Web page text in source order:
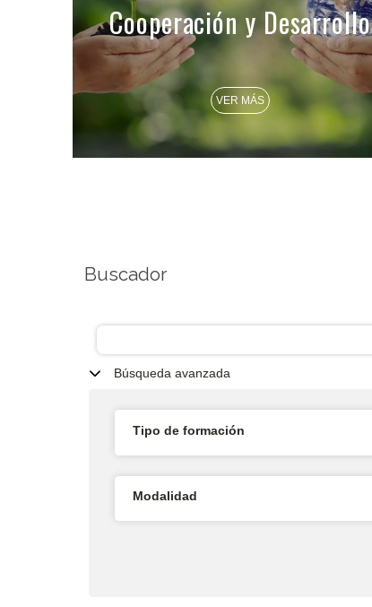
Cooperación y Desarrollo
VER MÁS
Buscador
Búsqueda avanzada
Tipo de formación
Modalidad